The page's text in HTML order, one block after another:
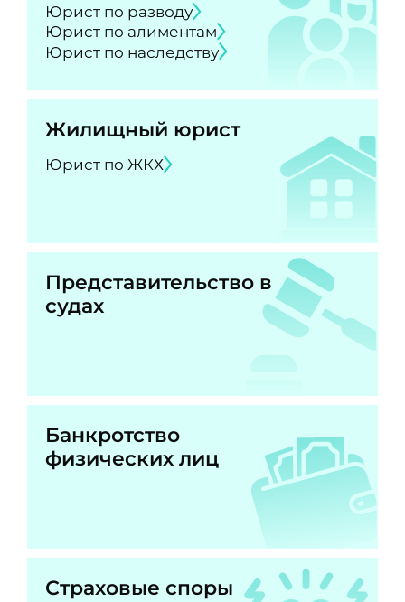
Юрист по разводу
Юрист по алиментам
Юрист по наследству
Жилищный юрист
Юрист по ЖКХ
Представительство в
судах
Банкротство
физических лиц
Страховые споры